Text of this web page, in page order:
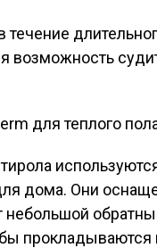
течение
возможность
дома. Они